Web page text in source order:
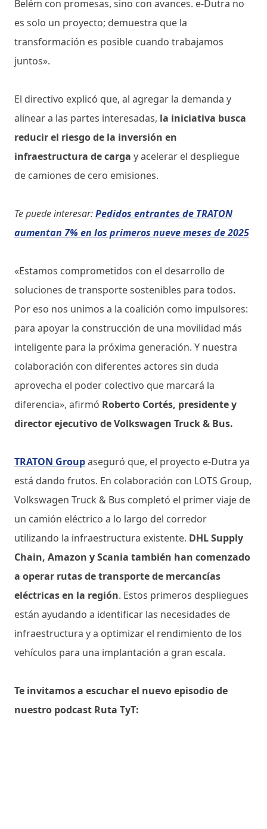
Belém con promesas, sino con avances. e-Dutra no
es solo un proyecto; demuestra que la
transformación es posible cuando trabajamos
juntos».
El directivo explicó que, al agregar la demanda y
alinear a las partes interesadas, la iniciativa busca
reducir el riesgo de la inversión en
infraestructura de carga y acelerar el despliegue
de camiones de cero emisiones.
Te puede interesar:Pedidos entrantes de TRATON
aumentan 7% en los primeros nueve meses de 2025
«Estamos comprometidos con el desarrollo de
soluciones de transporte sostenibles para todos.
Por eso nos unimos a la coalición como impulsores:
para apoyar la construcción de una movilidad más
inteligente para la próxima generación. Y nuestra
colaboración con diferentes actores sin duda
aprovecha el poder colectivo que marcará la
diferencia», afirmó Roberto Cortés, presidente y
director ejecutivo de Volkswagen Truck & Bus.
TRATON Groupaseguró que, el proyecto e-Dutra ya
está dando frutos. En colaboración con LOTS Group,
Volkswagen Truck & Bus completó el primer viaje de
un camión eléctrico a lo largo del corredor
utilizando la infraestructura existente. DHL Supply
Chain, Amazon y Scania también han comenzado
a operar rutas de transporte de mercancías
eléctricas en la región. Estos primeros despliegues
están ayudando a identificar las necesidades de
infraestructura y a optimizar el rendimiento de los
vehículos para una implantación a gran escala.
Te invitamos a escuchar el nuevo episodio de
nuestro podcast Ruta TyT: